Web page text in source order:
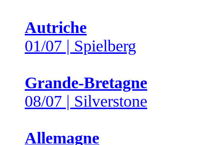
Autriche
01/07 | Spielberg
Grande-Bretagne
08/07 | Silverstone
Allemagne